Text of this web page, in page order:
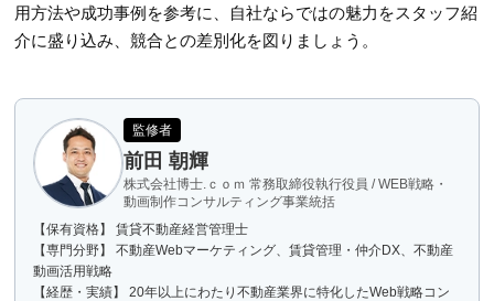
用方法や成功事例を参考に、自社ならではの魅力をスタッフ紹
介に盛り込み、競合との差別化を図りましょう。
監修者
前田 朝輝
株式会社博士.ｃｏｍ 常務取締役執行役員 / WEB戦略・
動画制作コンサルティング事業統括
【保有資格】 賃貸不動産経営管理士
【専門分野】 不動産Webマーケティング、賃貸管理・仲介DX、不動産
動画活用戦略
【経歴・実績】 20年以上にわたり不動産業界に特化したWeb戦略コン